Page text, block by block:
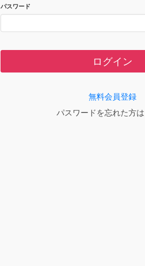
パスワード
ログイン
無料会員登録
パスワードを忘れた方は